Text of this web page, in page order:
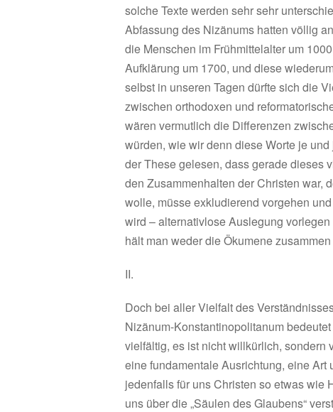
solche Texte werden sehr sehr
Abfassung des Nizänums hatten völlig
die Menschen im Frühmittelalter um
Aufklärung um 1700, und diese
selbst in unseren Tagen dürfte sich die
zwischen orthodoxen und
wären vermutlich die Differenzen
würden, wie wir denn diese Worte je
der These gelesen, dass gerade dieses
den Zusammenhalten der Christen war,
wolle, müsse exkludierend vorgehen
wird – alternativlose Auslegung vorlegen
hält man weder die Ökumene
II.
Doch bei aller Vielfalt des
Nizänum-Konstantinopolitanum
vielfältig, es ist nicht willkürlich, sondern
eine fundamentale Ausrichtung, eine
jedenfalls für uns Christen so etwas wie
uns über die „Säulen des Glaubens“